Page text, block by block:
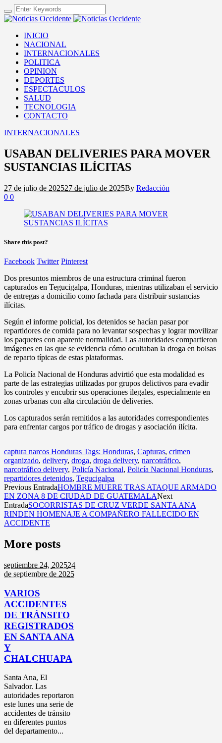
INICIO
NACIONAL
INTERNACIONALES
POLITICA
OPINION
DEPORTES
ESPECTACULOS
SALUD
TECNOLOGIA
CONTACTO
INTERNACIONALES
USABAN DELIVERIES PARA MOVER
SUSTANCIAS ILÍCITAS
27 de julio de 202527 de julio de 2025By Redacción
0 0
Share this post?
Facebook Twitter Pinterest
Dos presuntos miembros de una estructura criminal fueron
capturados en Tegucigalpa, Honduras, mientras utilizaban el servicio
de entregas a domicilio como fachada para distribuir sustancias
ilícitas.
Según el informe policial, los detenidos se hacían pasar por
repartidores de comida para no levantar sospechas y lograr movilizar
los paquetes con aparente normalidad. Las autoridades compartieron
imágenes en las que se evidencia cómo ocultaban la droga en bolsas
de reparto típicas de estas plataformas.
La Policía Nacional de Honduras advirtió que esta modalidad es
parte de las estrategias utilizadas por grupos delictivos para evadir
los controles y encubrir sus operaciones ilegales, especialmente en
zonas urbanas con alta circulación de deliveries.
Los capturados serán remitidos a las autoridades correspondientes
para enfrentar cargos por tráfico de drogas y asociación ilícita.
captura narcos Honduras Tags: Honduras, Capturas, crimen
organizado, delivery, droga, droga delivery, narcotráfico,
narcotráfico delivery, Policía Nacional, Policía Nacional Honduras,
repartidores detenidos, Tegucigalpa
Previous EntradaHOMBRE MUERE TRAS ATAQUE ARMADO
EN ZONA 8 DE CIUDAD DE GUATEMALANext
EntradaSOCORRISTAS DE CRUZ VERDE SANTA ANA
RINDEN HOMENAJE A COMPAÑERO FALLECIDO EN
ACCIDENTE
More posts
septiembre 24, 202524
de septiembre de 2025
VARIOS
ACCIDENTES
DE TRÁNSITO
REGISTRADOS
EN SANTA ANA
Y
CHALCHUAPA
Santa Ana, El
Salvador. Las
autoridades reportaron
este lunes una serie de
accidentes de tránsito
en diferentes puntos
del departamento...